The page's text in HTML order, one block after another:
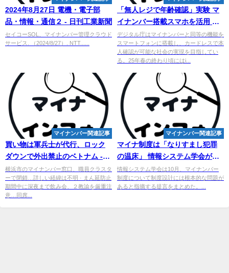
2024年8月27日 電機・電子部
品・情報・通信２ - 日刊工業新聞
セイコーSOL、マイナンバー管理クラウド
サービス. （2024/8/27）. NTT......
「無人レジで年齢確認」実験 マ
イナンバー搭載スマホを活用 日
本フランチャイズチェーン協会
デジタル庁はマイナンバーと同等の機能を
スマートフォンに搭載し、カードレスで本
人確認が可能な社会の実現を目指してい
る。25年春の終わり頃にはi...
マイナンバー関連記事
買い物は軍兵士が代行、ロック
ダウンで外出禁止のベトナム -
au Webポータル
横浜市のマイナンバー窓口、職員クラスタ
ーで閉鎖…詳しい経緯は不明 · まん延防止
期間中に深夜まで飲み会、２教諭を厳重注
意…同席...
マイナンバー関連記事
マイナ制度は「なりすまし犯罪
の温床」 情報システム学会が制
度設計に根本的な問題と提言
情報システム学会は10月、マイナンバー
制度について制度設計には根本的な問題が
あると指摘する提言をまとめた。...